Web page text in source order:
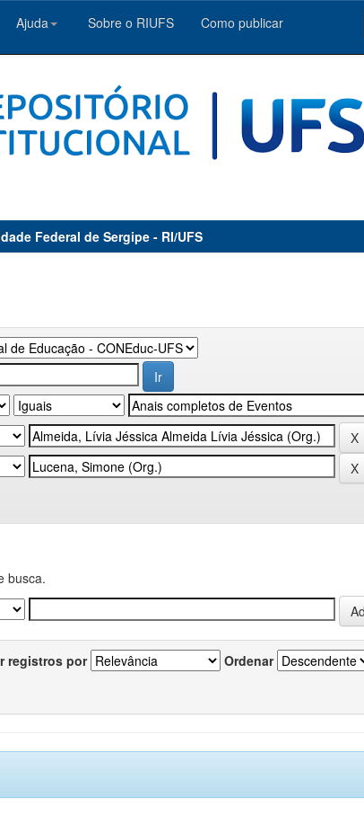
Ajuda Sobre o RIUFS Como publicar
Federal de Sergipe - RI/UFS
busca.
registros por Ordenar